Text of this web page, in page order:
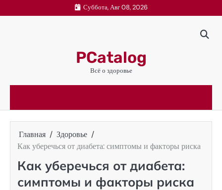
к
Суббота, Авг 08, 2026
PCatalog
Всё о здоровье
Главная
Здоровье
Как уберечься от диабета: симптомы и факторы риска
Как уберечься от диабета:
симптомы и факторы риска